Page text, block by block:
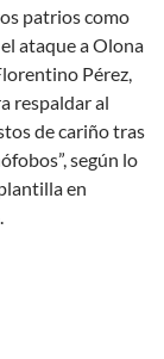
patrios como
ataque a Olona
Pérez,
respaldar al
de cariño tras
según lo
en